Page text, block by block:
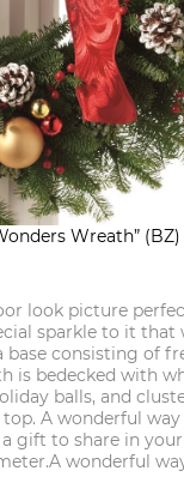
Wreath” (BZ)
look picture
sparkle to it
base consisting of
is bedecked with
balls, and
A wonderful
gift to share in
wonderful